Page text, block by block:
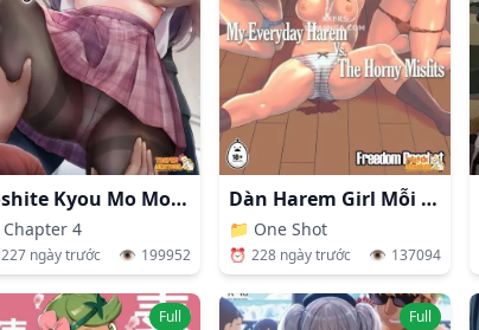
Soshite Kyou Mo Moteasobareru
Chapter 4
227 ngày trước 👁️ 199952
Dàn Harem Girl Mỗi Ngày Của Tôi Thật Dâm Đãng Quá Đi
📁 One Shot
⏰ 228 ngày trước 👁️ 137094
Full Full